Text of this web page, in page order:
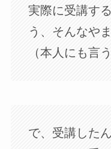
実際に受講す
う、そんなや
（本人にも言
で、受講した